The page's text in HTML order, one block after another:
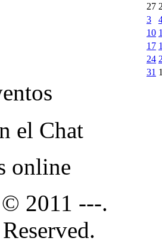
27
3
10
17
24
31
el Chat
online
2011 ---.